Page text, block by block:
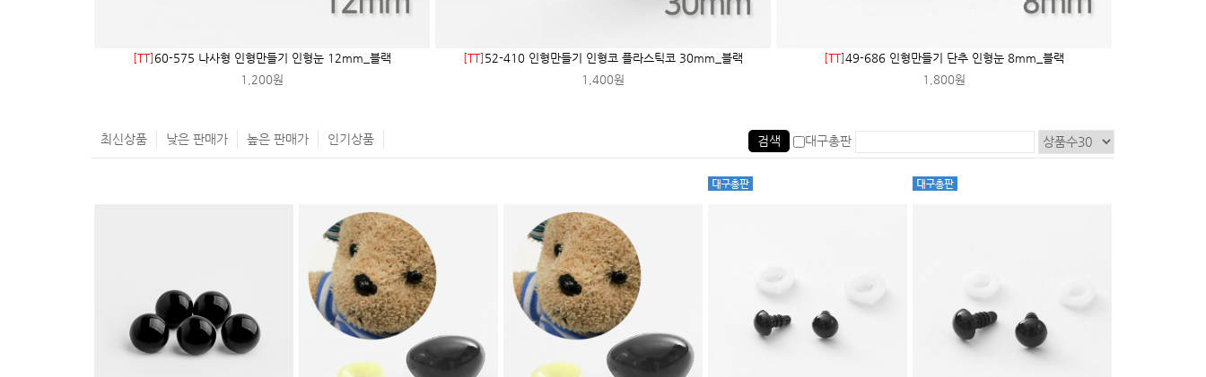
[TT]60-575 나사형 인형만들기 인형눈 12mm_블랙
1,200원
[TT] 52-410 인형만들기 인형코 플라스틱코 30mm_블랙
1,400원
[TT]49-686 인형만들기 단추 인형눈 8mm_블랙
1,800원
최신상품 낮은 판매가 높은 판매가 인기상품 검색 대구총판